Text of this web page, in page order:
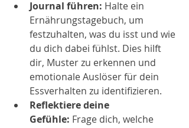
Journal führen: Halte ein
Ernährungstagebuch, um
festzuhalten, was du isst und wie
du dich dabei fühlst. Dies hilft
dir, Muster zu erkennen und
emotionale Auslöser für dein
Essverhalten zu identifizieren.
Reflektiere deine
Gefühle: Frage dich, welche